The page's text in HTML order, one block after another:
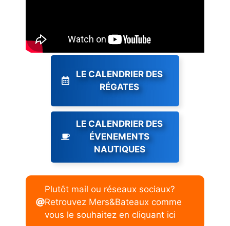
LE CALENDRIER DES
RÉGATES
LE CALENDRIER DES
ÉVENEMENTS
NAUTIQUES
Plutôt mail ou réseaux sociaux?
Retrouvez Mers&Bateaux comme
vous le souhaitez en cliquant ici